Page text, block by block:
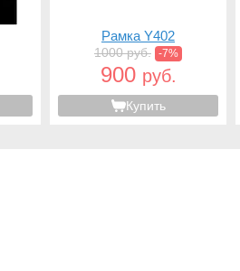
Рамка Y402
1000 руб. -7%
900 руб.
Купить